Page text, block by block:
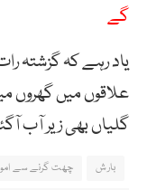
گے
یاد رہے کہ گزشتہ
علاقوں میں گھروں
گلیاں بھی زیر آب
بارش چھت گرنے سے